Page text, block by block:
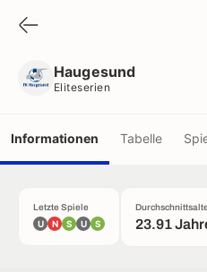
Haugesund
Eliteserien
Informationen Tabelle
Letzte Spiele
U N S U S 23.91